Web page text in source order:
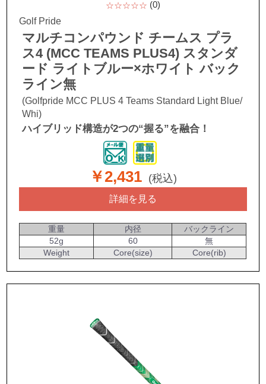
☆☆☆☆☆ (0)
Golf Pride
マルチコンパウンド チームス プラ
ス4 (MCC TEAMS PLUS4) スタンダ
ード ライトブルー×ホワイト バック
ライン無
(Golfpride MCC PLUS 4 Teams Standard Light Blue/
Whi)
ハイブリッド構造が2つの“握る”を融合！
￥2,431 (税込)
詳細を見る
重量 内径
バックライン
52g
60
無
Weight
Core(size) Core(rib)